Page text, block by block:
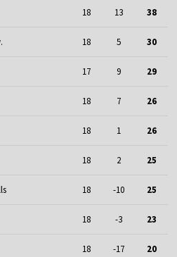
18 13 38
18 5 30
17 9 29
18 7 26
18 1 26
18 2 25
18 -10 25
18 -3 23
18 -17 20